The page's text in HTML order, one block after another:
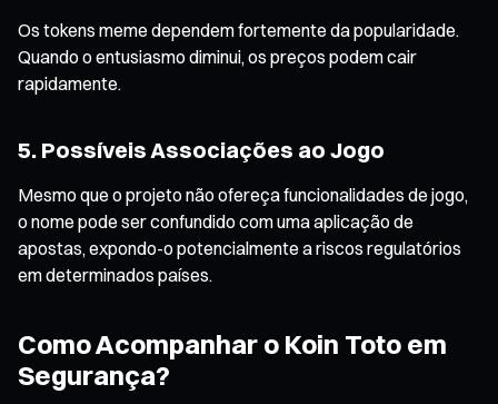
Os tokens meme dependem fortemente da popularidade.
Quando o entusiasmo diminui, os preços podem cair
rapidamente.
5. Possíveis Associações ao Jogo
Mesmo que o projeto não ofereça funcionalidades de jogo,
o nome pode ser confundido com uma aplicação de
apostas, expondo-o potencialmente a riscos regulatórios
em determinados países.
Como Acompanhar o Koin Toto em
Segurança?